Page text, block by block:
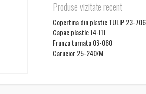
Produse vizitate recent
Copertina din plastic TULIP 23-706
Capac plastic 14-111
Frunza turnata 06-060
Carucior 25-240/M